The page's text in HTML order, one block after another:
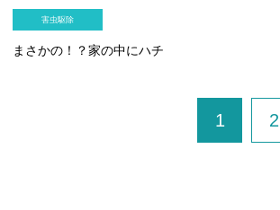
害虫駆除
まさかの！？家の中にハチ
1 2